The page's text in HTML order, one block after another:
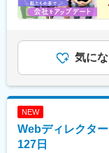
気に
NEW
Webディレクタ
127日